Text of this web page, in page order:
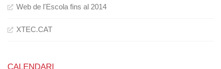
Web de l'Escola fins al 2014
XTEC.CAT
CALENDARI